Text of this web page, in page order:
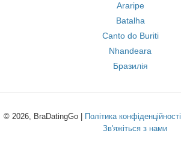
Araripe
Batalha
Canto do Buriti
Nhandeara
Бразилія
© 2026, BraDatingGo | Політика конфіденційності
Зв'яжіться з нами